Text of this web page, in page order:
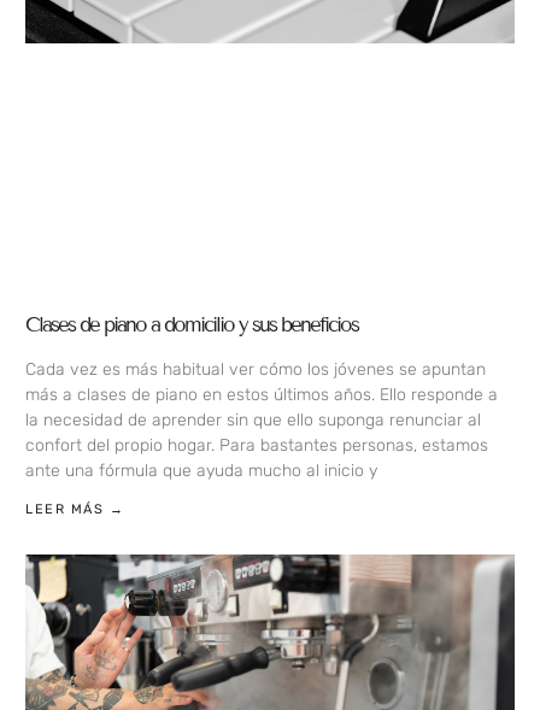
Clases de piano a domicilio y sus beneficios
Cada vez es más habitual ver cómo los jóvenes se apuntan
más a clases de piano en estos últimos años. Ello responde a
la necesidad de aprender sin que ello suponga renunciar al
confort del propio hogar. Para bastantes personas, estamos
ante una fórmula que ayuda mucho al inicio y
LEER MÁS →